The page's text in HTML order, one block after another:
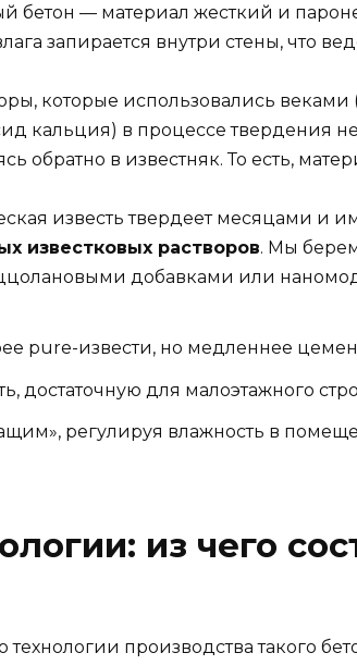
бетон — материал жесткий и
запирается внутри стены, что
которые использовались
кальция) в процессе твердения
обратно в известняк. То есть,
известь твердеет месяцами и
известковых растворов. Мы
добавками или
pure-извести, но медленнее
достаточную для малоэтажного
регулируя влажность в
из чего
производства такого